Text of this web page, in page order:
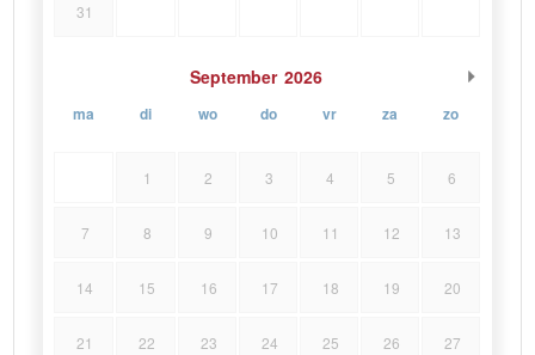
31
September 2026
ma di wo do vr za zo
1 2 3 4 5 6
7 8 9 10 11 12 13
14 15 16 17 18 19 20
21 22 23 24 25 26 27